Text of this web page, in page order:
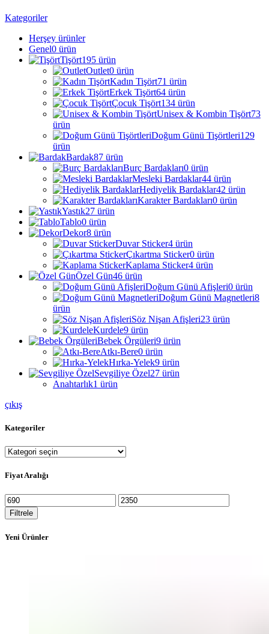
Kategoriler
Herşey ürünler
Genel0 ürün
Tişört195 ürün
Outlet0 ürün
Kadın Tişört71 ürün
Erkek Tişört64 ürün
Çocuk Tişört134 ürün
Unisex & Kombin Tişört73
ürün
Doğum Günü Tişörtleri129
ürün
Bardak87 ürün
Burç Bardakları0 ürün
Mesleki Bardaklar44 ürün
Hediyelik Bardaklar42 ürün
Karakter Bardakları0 ürün
Yastık27 ürün
Tablo0 ürün
Dekor8 ürün
Duvar Sticker4 ürün
Çıkartma Sticker0 ürün
Kaplama Sticker4 ürün
Özel Gün46 ürün
Doğum Günü Afişleri0 ürün
Doğum Günü Magnetleri8
ürün
Söz Nişan Afişleri23 ürün
Kurdele9 ürün
Bebek Örgüleri9 ürün
Atkı-Bere0 ürün
Hırka-Yelek9 ürün
Sevgiliye Özel27 ürün
Anahtarlık1 ürün
çıkış
Kategoriler
Fiyat Aralığı
En
düşük
fiyat
En
yüksek
Filtrele
Yeni Ürünler